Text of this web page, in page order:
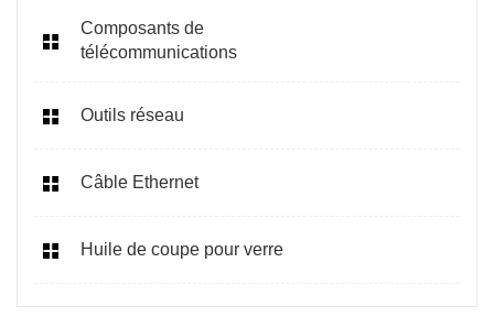
Composants de
télécommunications
Outils réseau
Câble Ethernet
Huile de coupe pour verre